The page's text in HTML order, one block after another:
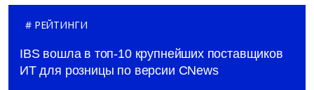
РЕЙТИНГИ
IBS вошла в топ-10 крупнейших поставщиков
ИТ для розницы по версии CNews